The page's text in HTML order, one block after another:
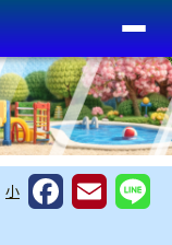
小